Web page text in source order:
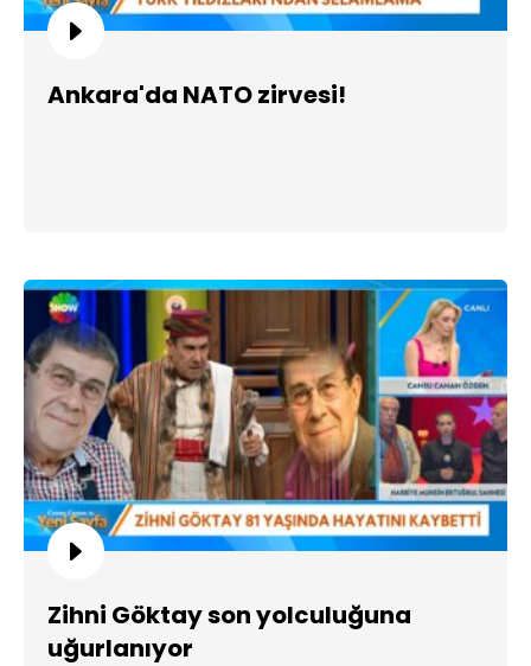
Ankara'da NATO zirvesi!
Zihni Göktay son yolculuğuna
uğurlanıyor